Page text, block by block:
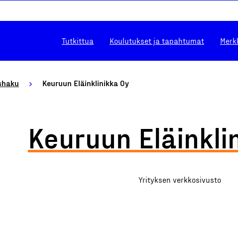
Tutkittua Koulutukset ja tapahtumat
Keuruun Eläinklinikka Oy
Keuruun
Yrityksen verkkosivusto